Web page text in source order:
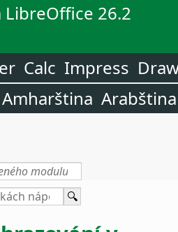
LibreOffice 26.2
Calc Impress
Amharština Arabština